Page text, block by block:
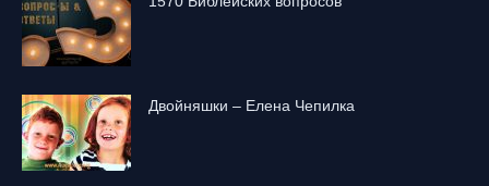
Двойняшки – Елена Чепилка